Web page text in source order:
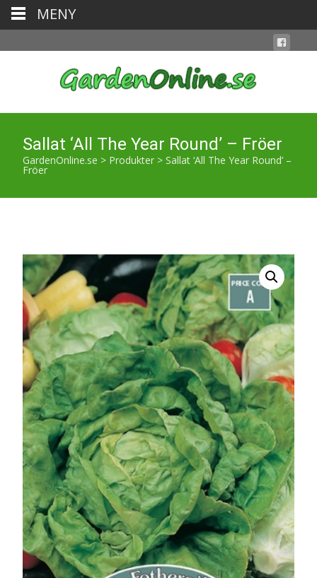
Sallat ‘All The Year Round’ – Fröer
GardenOnline.se > Produkter > Sallat ‘All The Year Round’ –
Fröer
MENY